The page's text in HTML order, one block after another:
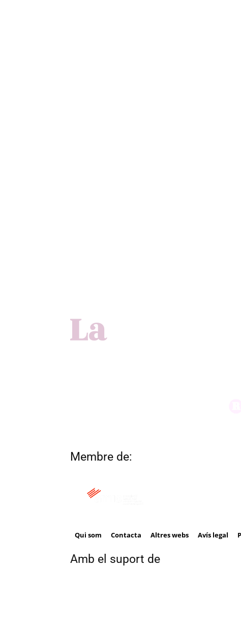
Membre de:
Qui som Contacta Altres webs Avís legal
Amb el suport de